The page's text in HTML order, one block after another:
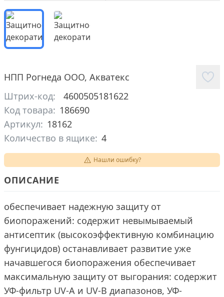
НПП Рогнеда ООО, Акватекс
Штрих-код:
4600505181622
Код товара: 186690
Артикул: 18162
Количество в ящике: 4
Нашли ошибку?
ОПИСАНИЕ
обеспечивает надежную защиту от
биопоражений: содержит невымываемый
антисептик (высокоэффективную комбинацию
фунгицидов) останавливает развитие уже
начавшегося биопоражения обеспечивает
максимальную защиту от выгорания: содержит
УФ-фильтр UV-A и UV-B диапазонов, УФ-